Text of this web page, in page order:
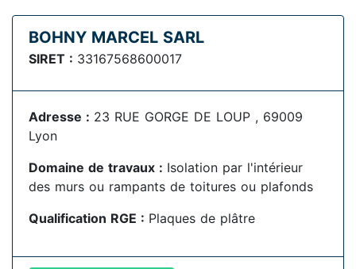
BOHNY MARCEL SARL
SIRET : 33167568600017
Adresse : 23 RUE GORGE DE LOUP , 69009
Lyon
Domaine de travaux : Isolation par l'intérieur
des murs ou rampants de toitures ou plafonds
Qualification RGE : Plaques de plâtre